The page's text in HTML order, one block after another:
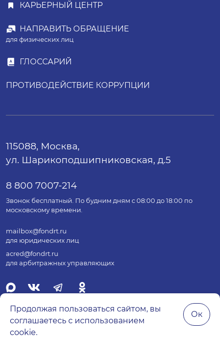
КАРЬЕРНЫЙ ЦЕНТР
НАПРАВИТЬ ОБРАЩЕНИЕ
для физических лиц
ГЛОССАРИЙ
ПРОТИВОДЕЙСТВИЕ КОРРУПЦИИ
115088, Москва,
ул. Шарикоподшипниковская, д.5
8 800 7007-214
Звонок бесплатный. По будним дням с 08:00 до 18:00 по
московскому времени.
mailbox@fondrt.ru
для юридических лиц
acred@fondrt.ru
для арбитражных управляющих
© 2026 Все права защищены.
Продолжая пользоваться сайтом, вы
соглашаетесь с использованием
cookie.
Ок